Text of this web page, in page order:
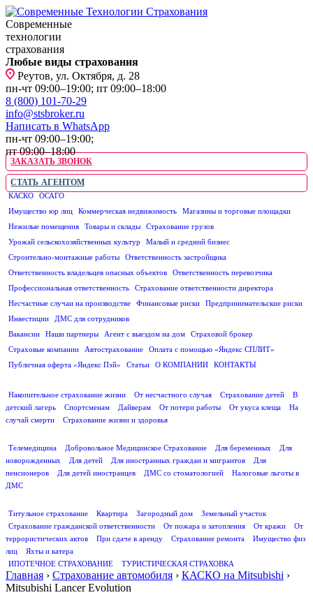
Современные
технологии
страхования
Любые виды страхования
Реутов, ул. Октября, д. 28
пн-чт 09:00–19:00; пт 09:00–18:00
8 (800) 101-70-29
info@stsbroker.ru
Написать в WhatsApp
пн-чт 09:00–19:00;
пт 09:00–18:00
ЗАКАЗАТЬ ЗВОНОК
СТАТЬ АГЕНТОМ
КАСКО ОСАГО
Имущество юр лиц
Коммерческая недвижимость
Магазины и торговые площадки
Нежилые помещения
Товары и склады
Страхование грузов
Урожай сельскохозяйственных культур
Малый и средний бизнес
Строительно-монтажные работы
Ответственность застройщика
Ответственность владельцев опасных объектов
Ответственность перевозчика
Профессиональная ответственность
Страхование ответственности директора
Несчастные случаи на производстве
Финансовые риски
Предпринимательские риски
Инвестиции
ДМС для сотрудников
Вакансии
Наши партнеры Агент с выездом на дом
Страховой брокер
Страховые компании
Автострахование
Оплата с помощью «Яндекс СПЛИТ»
Публичная оферта «Яндекс Пэй»
Статьи О КОМПАНИИ
КОНТАКТЫ
Накопительное страхование жизни
От несчастного случая Страхование детей
В
детский лагерь
Спортсменам Дайверам От потери работы От укуса клеща
На
случай смерти
Страхование жизни и здоровья
Телемедицина
Добровольное Медицинское Страхование Для беременных
Для
новорожденных
Для детей Для иностранных граждан и мигрантов
Для
пенсионеров
Для детей иностранцев ДМС со стоматологией
Налоговые льготы в
ДМС
Титульное страхование
Квартира Загородный дом
Земельный участок
Страхование гражданской ответственности
От пожара и затопления От кражи
От
террористических актов
При сдаче в аренду Страхование ремонта
Имущество физ
лиц
Яхты и катера
ИПОТЕЧНОЕ СТРАХОВАНИЕ
ТУРИСТИЧЕСКАЯ СТРАХОВКА
Главная › Страхование автомобиля › КАСКО на Mitsubishi ›
Mitsubishi Lancer Evolution